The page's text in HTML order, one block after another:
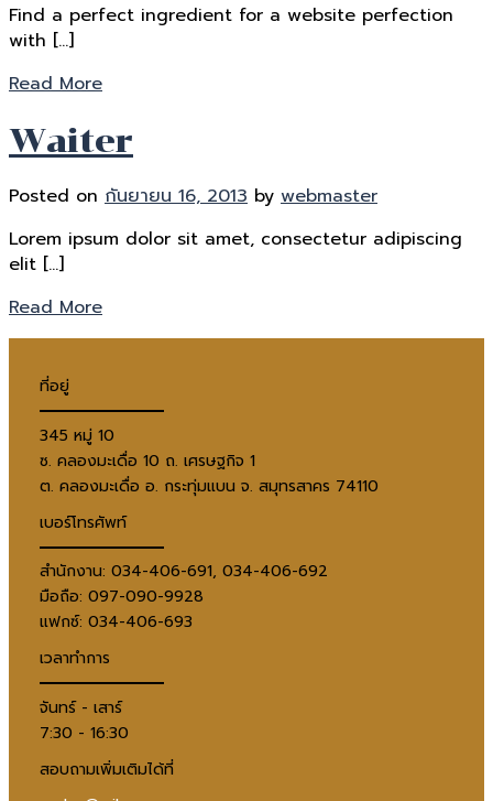
Find a perfect ingredient for a website perfection
with […]
Read More
Waiter
Posted on กันยายน 16, 2013 by webmaster
Lorem ipsum dolor sit amet, consectetur adipiscing
elit […]
Read More
ที่อยู่
345 หมู่ 10
ซ. คลองมะเดื่อ 10 ถ. เศรษฐกิจ 1
ต. คลองมะเดื่อ อ. กระทุ่มแบน จ. สมุทรสาคร 74110
เบอร์โทรศัพท์
สำนักงาน: 034-406-691, 034-406-692
มือถือ: 097-090-9928
แฟกซ์: 034-406-693
เวลาทำการ
จันทร์ - เสาร์
7:30 - 16:30
สอบถามเพิ่มเติมได้ที่